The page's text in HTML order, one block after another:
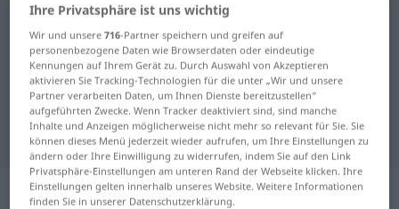
Deutsch-Spanisch Wörterbuch käsig
Deutsch-Spanisch Übersetzung für
"käsig"
"käsig" Spanisch Übersetzung
„käsig“: Adjektiv
Ihre Privatsphäre ist uns wichtig
Wir und unsere716-Partner speichern und greifen auf
personenbezogene Daten wie Browserdaten oder eindeutige
Kennungen auf Ihrem Gerät zu. Durch Auswahl von Akzeptieren
aktivieren Sie Tracking-Technologien für die unter „Wir und unsere
Partner verarbeiten Daten, um Ihnen Dienste bereitzustellen“
aufgeführten Zwecke. Wenn Tracker deaktiviert sind, sind manche
Inhalte und Anzeigen möglicherweise nicht mehr so relevant für Sie. Sie
können dieses Menü jederzeit wieder aufrufen, um Ihre Einstellungen zu
ändern oder Ihre Einwilligung zu widerrufen, indem Sie auf den Link
Privatsphäre-Einstellungen am unteren Rand der Webseite klicken. Ihre
Einstellungen gelten innerhalb unseres Website. Weitere Informationen
finden Sie in unserer Datenschutzerklärung.